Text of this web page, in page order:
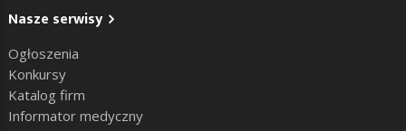
Nasze serwisy
Ogłoszenia
Konkursy
Katalog firm
Informator medyczny